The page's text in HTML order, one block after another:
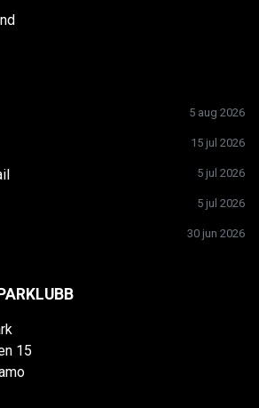
5 aug 2026
15 jul 2026
5 jul 2026
5 jul 2026
30 jun 2026
15